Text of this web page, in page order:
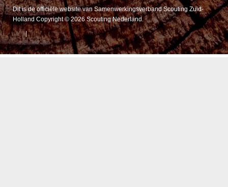
Dit is de officiële website van Samenwerkingsverband Scouting Zuid-
Holland Copyright © 2026 Scouting Nederland.
|